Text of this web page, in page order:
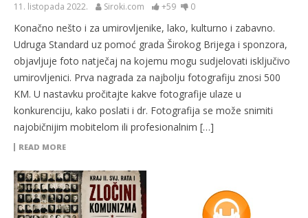
11. listopada 2022. Siroki.com +59 0
Konačno nešto i za umirovljenike, lako, kulturno i zabavno.
Udruga Standard uz pomoć grada Širokog Brijega i sponzora,
objavljuje foto natječaj na kojemu mogu sudjelovati isključivo
umirovljenici. Prva nagrada za najbolju fotografiju znosi 500
KM. U nastavku pročitajte kakve fotografije ulaze u
konkurenciju, kako poslati i dr. Fotografija se može snimiti
najobičnijim mobitelom ili profesionalnim […]
READ MORE